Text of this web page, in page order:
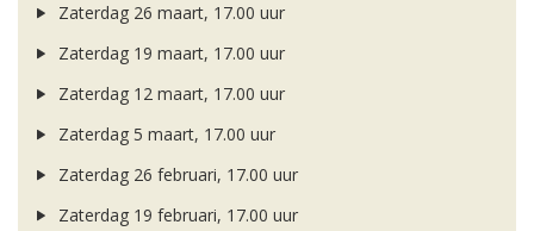
Zaterdag 26 maart, 17.00 uur
Zaterdag 19 maart, 17.00 uur
Zaterdag 12 maart, 17.00 uur
Zaterdag 5 maart, 17.00 uur
Zaterdag 26 februari, 17.00 uur
Zaterdag 19 februari, 17.00 uur